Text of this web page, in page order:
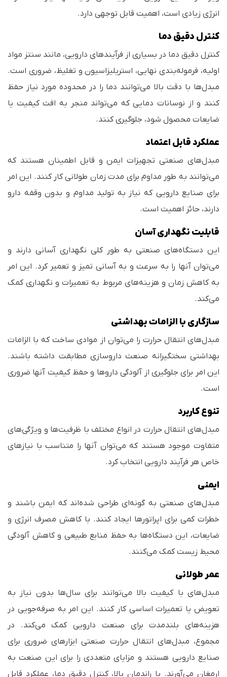
انرژی زیادی است، اهمیت قابل توجهی دارد.
کنترل دقیق دما
کنترل دقیق دما در بسیاری از فرآیندهای دارویی، مانند سنتز مواد
اولیه، فرموله‌بندی نهایی، استریلیزاسیون و تغلیظ، ضروری است.
مبدل‌ها با دقت بالا می‌توانند دما را در محدوده مورد نیاز حفظ
کنند و از نوسانات دمایی که می‌تواند منجر به افت کیفیت یا
ضایعات محصول شود، جلوگیری کنند.
عملکرد قابل اعتماد
مبدل‌های صنعتی تجهیزات ایمن و قابل اطمینان هستند که
می‌توانند به طور مداوم برای مدت زمان طولانی کار کنند. این امر
برای صنایع دارویی که نیاز به تولید مداوم و بدون وقفه دارو
دارند، حائز اهمیت است.
قابلیت نگهداری آسان
این دستگاه‌های صنعتی به طور کلی نگهداری آسانی دارند و
می‌توان آنها را به سرعت و به آسانی تمیز و تعمیر کرد. این امر
به کاهش زمان و هزینه‌های مربوط به تعمیرات و نگهداری کمک
می‌کند.
سازگاری با الزامات بهداشتی
مبدل‌های انتقال حرارت را می‌توان از موادی ساخت که با الزامات
بهداشتی سختگیرانه صنعت داروسازی مطابقت داشته باشند.
این امر برای جلوگیری از آلودگی داروها و حفظ کیفیت آنها ضروری
است.
تنوع کاربرد
مبدل‌های انتقال حرارت در انواع مختلف با ظرفیت‌ها و ویژگی‌های
متفاوت موجود هستند که می‌توان آنها را متناسب با نیازهای
خاص هر فرآیند دارویی انتخاب کرد.
ایمنی
مبدل‌های صنعتی به گونه‌ای طراحی شده‌اند که ایمن باشند و
خطرات کمی برای اپراتورها ایجاد کنند. با کاهش مصرف انرژی و
ضایعات، این دستگاه‌ها به حفظ منابع طبیعی و کاهش آلودگی
محیط زیست کمک می‌کنند.
عمر طولانی
مبدل‌های با کیفیت بالا می‌توانند برای سال‌ها بدون نیاز به
تعویض یا تعمیرات اساسی کار کنند. این امر به صرفه‌جویی در
هزینه‌های بلندمدت برای صنعت دارویی کمک می‌کند. در
مجموع، مبدل‌های انتقال حرارت صنعتی ابزارهای ضروری برای
صنایع دارویی هستند و مزایای متعددی را برای این صنعت به
ارمغان می‌آورند. با راندمان بالا، کنترل دقیق دما، عملکرد قابل